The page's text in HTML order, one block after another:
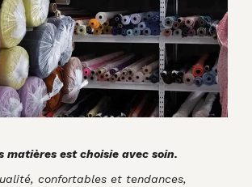
matières est choisie avec soin.
confortables et tendances,